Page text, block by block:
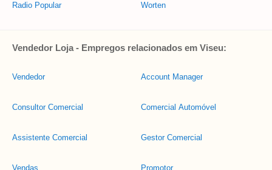
Radio Popular Worten
Vendedor Loja - Empregos relacionados em Viseu:
Vendedor
Consultor Comercial
Assistente Comercial
Vendas
Account Manager
Comercial Automóvel
Gestor Comercial
Promotor